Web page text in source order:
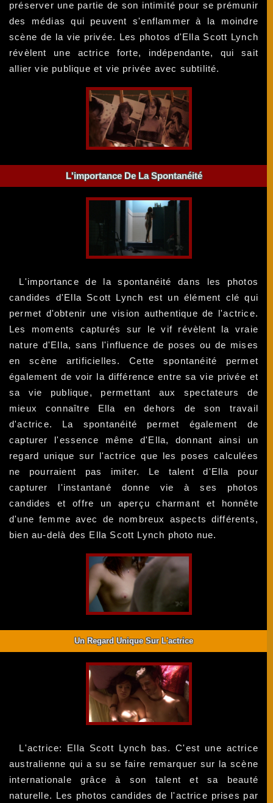
préserver une partie de son intimité pour se prémunir
des médias qui peuvent s'enflammer à la moindre
scène de la vie privée. Les photos d'Ella Scott Lynch
révèlent une actrice forte, indépendante, qui sait
allier vie publique et vie privée avec subtilité.
L'importance De La Spontanéité
L'importance de la spontanéité dans les photos
candides d'Ella Scott Lynch est un élément clé qui
permet d'obtenir une vision authentique de l'actrice.
Les moments capturés sur le vif révèlent la vraie
nature d'Ella, sans l'influence de poses ou de mises
en scène artificielles. Cette spontanéité permet
également de voir la différence entre sa vie privée et
sa vie publique, permettant aux spectateurs de
mieux connaître Ella en dehors de son travail
d'actrice. La spontanéité permet également de
capturer l'essence même d'Ella, donnant ainsi un
regard unique sur l'actrice que les poses calculées
ne pourraient pas imiter. Le talent d'Ella pour
capturer l'instantané donne vie à ses photos
candides et offre un aperçu charmant et honnête
d'une femme avec de nombreux aspects différents,
bien au-delà des Ella Scott Lynch photo nue.
Un Regard Unique Sur L'actrice
L'actrice: Ella Scott Lynch bas. C'est une actrice
australienne qui a su se faire remarquer sur la scène
internationale grâce à son talent et sa beauté
naturelle. Les photos candides de l'actrice prises par